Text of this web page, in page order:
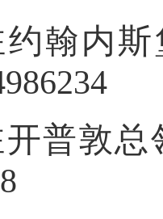
约翰内
普敦总